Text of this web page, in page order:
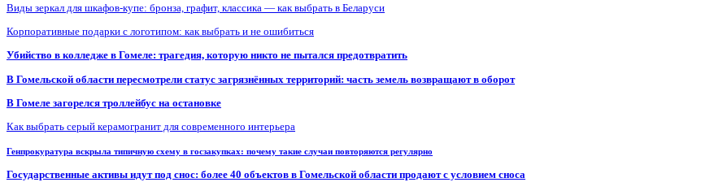
Виды зеркал для шкафов-купе: бронза, графит, классика — как выбрать в Беларуси
Корпоративные подарки с логотипом: как выбрать и не ошибиться
Убийство в колледже в Гомеле: трагедия, которую никто не пытался предотвратить
В Гомельской области пересмотрели статус загрязнённых территорий: часть земель возвращают в оборот
В Гомеле загорелся троллейбус на остановке
Как выбрать серый керамогранит для современного интерьера
Генпрокуратура вскрыла типичную схему в госзакупках: почему такие случаи повторяются регулярно
Государственные активы идут под снос: более 40 объектов в Гомельской области продают с условием сноса